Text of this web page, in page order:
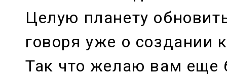
Целую планету
говоря уже о создании
Так что желаю вам еще